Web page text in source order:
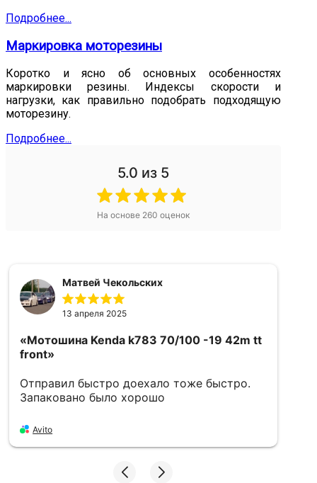
Подробнее...
Маркировка моторезины
Коротко и ясно об основных особенностях
маркировки резины. Индексы скорости и
нагрузки, как правильно подобрать подходящую
моторезину.
Подробнее...
5.0 из 5
На основе 260 оценок
Матвей Чекольских
13 апреля 2025
«Мотошина Kenda k783 70/100 -19 42m tt
front»
Отправил быстро доехало тоже быстро.
Запаковано было хорошо
Avito